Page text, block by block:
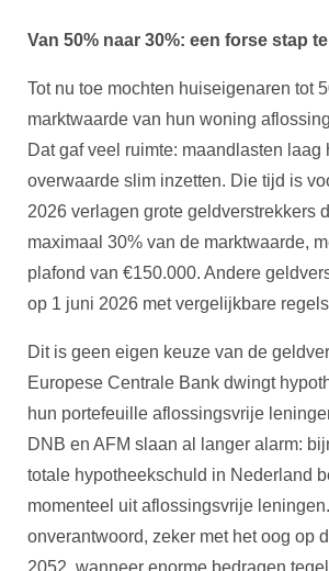
Van 50% naar 30%: een forse stap
Tot nu toe mochten huiseigenaren tot
marktwaarde van hun woning
Dat gaf veel ruimte: maandlasten laag
overwaarde slim inzetten. Die tijd is
2026 verlagen grote geldverstrekkers
maximaal 30% van de marktwaarde,
plafond van €150.000. Andere
op 1 juni 2026 met vergelijkbare
Dit is geen eigen keuze van de
Europese Centrale Bank dwingt
hun portefeuille aflossingsvrije
DNB en AFM slaan al langer alarm:
totale hypotheekschuld in Nederland
momenteel uit aflossingsvrije
onverantwoord, zeker met het oog op
2052, wanneer enorme bedragen